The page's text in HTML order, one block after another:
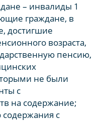
– инвалиды 1
граждане, в
достигшие
возраста,
пенсию,
не были
с
на содержание;
с